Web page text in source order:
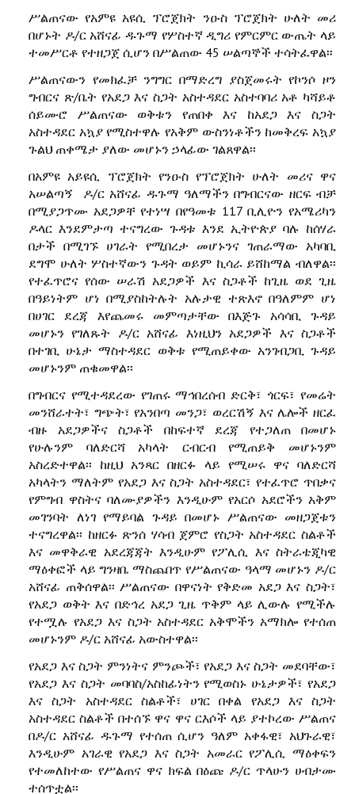
ሥልጠናው የአምዩ አዩሲ ፕሮጀክት ንዑስ ፕሮጀክት ሁለት መሪ
በሆኑት ዶ/ር አሸናፊ ዱጉማ የሦስተኛ ዲግሪ የምርምር ውጤት ላይ
ተመሥርቶ የተዘጋጀ ሲሆን በሥልጠው 45 ሠልጣኞች ተሳትፈዋል፡፡
ሥልጠናውን የመክፈቻ ንግግር በማድረግ ያስጀመሩት የኮንሶ ዞን
ግብርና ጽ/ቤት የአደጋ እና ስጋት አስተዳደር አስተባባሪ አቶ ካሻይቶ
ሰይሙሮ ሥልጠናው ወቅቱን የጠበቀ እና ከአደጋ እና ስጋት
አስተዳደር አኳያ የሚስተዋሉ የአቅም ውስንነቶችን ከመቅረፍ አኳያ
ጉልህ ጠቀሜታ ያለው መሆኑን ኃላፊው ገልጸዋል፡፡
በአምዩ አይዩሲ ፕሮጀክት የንዑስ የፕሮጀክት ሁለት መሪና ዋና
አሠልጣኝ ዶ/ር አሸናፊ ዱጉማ ዓለማችን በግብርናው ዘርፍ ብቻ
በሚያጋጥሙ አደጋዎቸ የተነሣ በየዓመቱ 117 ቢሊዮን የአሜሪካን
ዶላር እንደምታጣ ተናግረው ጉዳቱ እንደ ኢትዮጵያ ባሉ ከሰሃራ
በታች በሚገኙ ሀገራት የሚበረታ መሆኑንና ገጠራማው አካባቢ
ደግሞ ሁለት ሦስተኛውን ጉዳት ወይም ኪሳራ ይሸከማል ብለዋል፡፡
የተፈጥሮና የሰው ሠራሽ አደጋዎች እና ስጋቶች ከጊዜ ወደ ጊዜ
በዓይነትም ሆነ በሚያስከትሉት አሉታዊ ተጽእኖ በዓለምም ሆነ
በሀገር ደረጃ እየጨመሩ መምጣታቸው በእጅጉ አሳሳቢ ጉዳይ
መሆኑን የገለጹት ዶ/ር አሸናፊ እነዚህን አደጋዎች እና ስጋቶች
በተገቢ ሁኔታ ማስተዳደር ወቅቱ የሚጠይቀው አንገብጋቢ ጉዳይ
መሆኑንም ጠቁመዋል፡፡
በግብርና የሚተዳደረው የገጠሩ ማኅበረሰብ ድርቅ፣ ጎርፍ፣ የመሬት
መንሸራተት፣ ግጭት፣ የአንበጣ መንጋ፣ ወረርሽኝ እና ሌሎች ዘርፈ
ብዙ አደጋዎችና ስጋቶች በከፍተኛ ደረጃ የተጋለጠ በመሆኑ
የሁሉንም ባለድርሻ አካላት ርብርብ የሚጠይቅ መሆኑንም
አስረድተዋል፡፡ ከዚህ አንጻር በዘርፉ ላይ የሚሠሩ ዋና ባለድርሻ
አካላትን ማለትም የአደጋ እና ስጋት አስተዳደር፣ የተፈጥሮ ጥበቃና
የምግብ ዋስትና ባለሙያዎችን እንዲሁም የአርሶ አደሮችን አቅም
መገንባት ለነገ የማይባል ጉዳይ በመሆኑ ሥልጠናው መዘጋጀቱን
ተናግረዋል፡፡ ከዘርፉ ጽንሰ ሃሳብ ጀምሮ የስጋት አስተዳደር ስልቶች
እና መዋቅራዊ አደረጃጃት እንዲሁም የፖሊሲ እና ስትራቴጂካዊ
ማዕቀፎች ላይ ግንዛቤ ማስጨበጥ የሥልጠናው ዓላማ መሆኑን ዶ/ር
አሸናፊ ጠቅሰዋል፡፡ ሥልጠናው በዋናነት የቅድመ አደጋ እና ስጋት፣
የአደጋ ወቅት እና በድኅረ አደጋ ጊዜ ጥቅም ላይ ሊውሉ የሚችሉ
የተሟሉ የአደጋ እና ስጋት አስተዳደር አቅሞችን አማክሎ የተሰጠ
መሆኑንም ዶ/ር አሸናፊ አውስተዋል፡፡
የአደጋ እና ስጋት ምንነትና ምንጮች፣ የአደጋ እና ስጋት መደባቸው፣
የአደጋ እና ስጋት መባባስ/አስከፊነትን የሚወስኑ ሁኔታዎች፣ የአደጋ
እና ስጋት አስተዳደር ስልቶች፣ ሀገር በቀል የአደጋ እና ስጋት
አስተዳደር ስልቶች በተሰኙ ዋና ዋና ርእሶች ላይ ያተኮረው ሥልጠና
በዶ/ር አሸናፊ ዱጉማ የተሰጠ ሲሆን ዓለም አቀፋዊ፣ አህጉራዊ፣
እንዲሁም አገራዊ የአደጋ እና ስጋት አመራር የፖሊሲ ማዕቀፍን
የተመለከተው የሥልጠና ዋና ክፍል በዕጩ ዶ/ር ጥላሁን ሀብታሙ
ተሰጥቷል፡፡